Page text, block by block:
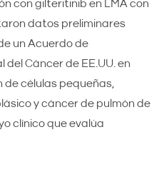
con gilteritinib en LMA con
datos preliminares
un Acuerdo de
Cáncer de EE.UU. en
de células pequeñas,
y cáncer de pulmón de
clínico que evalúa